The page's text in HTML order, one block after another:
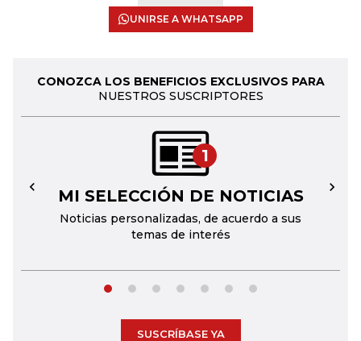
UNIRSE A WHATSAPP
CONOZCA LOS BENEFICIOS EXCLUSIVOS PARA
NUESTROS SUSCRIPTORES
1
MI SELECCIÓN DE NOTICIAS
Noticias personalizadas, de acuerdo a sus
temas de interés
← →
SUSCRÍBASE YA